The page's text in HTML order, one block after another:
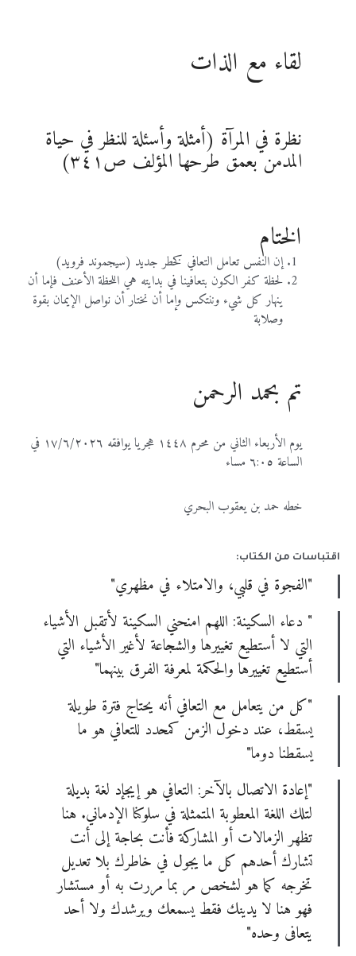
لقاء مع الذات
نظرة في المرآة (أمثلة وأسئلة للنظر في حياة
المدمن بعمق طرحها المؤلف ص٣٤١)
الختام
إن النفس تعامل التعافي كخطر جديد (سيجموند فرويد)
لحظة كفر الكون بتعافينا في بدايته هي اللحظة الأعنف فإما أن
ينهار كل شيء وننتكس وإما أن نختار أن نواصل الإيمان بقوة
وصلابة
تم بحمد الرحمن
يوم الأربعاء الثاني من محرم ١٤٤٨ هجريا يوافقه ١٧/٦/٢٠٢٦ في
الساعة ٦:٠٥ مساء
خطه حمد بن يعقوب البحري
اقتباسات من الكتاب:
"الفجوة في قلبي، والامتلاء في مظهري"
" دعاء السكينة: اللهم امنحني السكينة لأتقبل الأشياء
التي لا أستطيع تغييرها والشجاعة لأغير الأشياء التي
أستطيع تغييرها والحكمة لمعرفة الفرق بينهما"
"كل من يتعامل مع التعافي أنه يحتاج فترة طويلة
يسقط، عند دخول الزمن كمحدد للتعافي هو ما
يسقطنا دوما"
"إعادة الاتصال بالآخر: التعافي هو إيجإد لغة بديلة
لتلك اللغة المعطوبة المتمثلة في سلوكنا الإدماني. هنا
تظهر الزمالات أو المشاركة فأنت بحاجة إلى أنت
تشارك أحدهم كل ما يجول في خاطرك بلا تعديل
تخرجه كما هو لشخص مر بما مررت به أو مستشار
فهو هنا لا يدينك فقط يسمعك ويرشدك ولا أحد
يتعافى وحده"